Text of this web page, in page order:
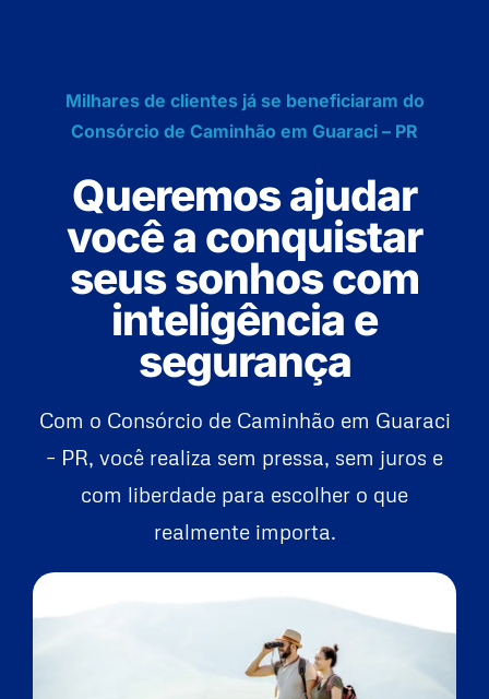
Milhares de clientes já se beneficiaram do
Consórcio de Caminhão em Guaraci – PR
Queremos ajudar
você a conquistar
seus sonhos com
inteligência e
segurança
Com o Consórcio de Caminhão em Guaraci
– PR, você realiza sem pressa, sem juros e
com liberdade para escolher o que
realmente importa.